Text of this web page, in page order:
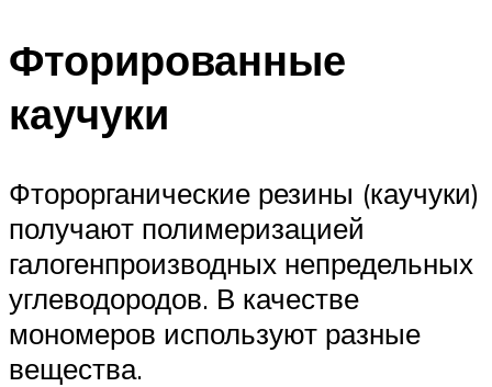
Фторированные
каучуки
Фторорганические резины (каучуки)
получают полимеризацией
галогенпроизводных непредельных
углеводородов. В качестве
мономеров используют разные
вещества.